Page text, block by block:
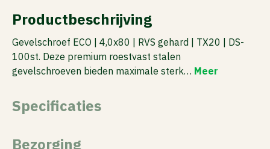
Productbeschrijving
Gevelschroef ECO | 4,0x80 | RVS gehard | TX20 | DS-
100st. Deze premium roestvast stalen
gevelschroeven bieden maximale sterk… Meer
Specificaties
Bezorging